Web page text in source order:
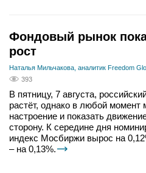
Фондовый рынок
рост
Наталья Мильчакова, аналитик Freedom
393
В пятницу, 7 августа,
растёт, однако в любой момент
настроение и показать
сторону. К середине дня
индекс Мосбиржи вырос на
– на 0,13%.